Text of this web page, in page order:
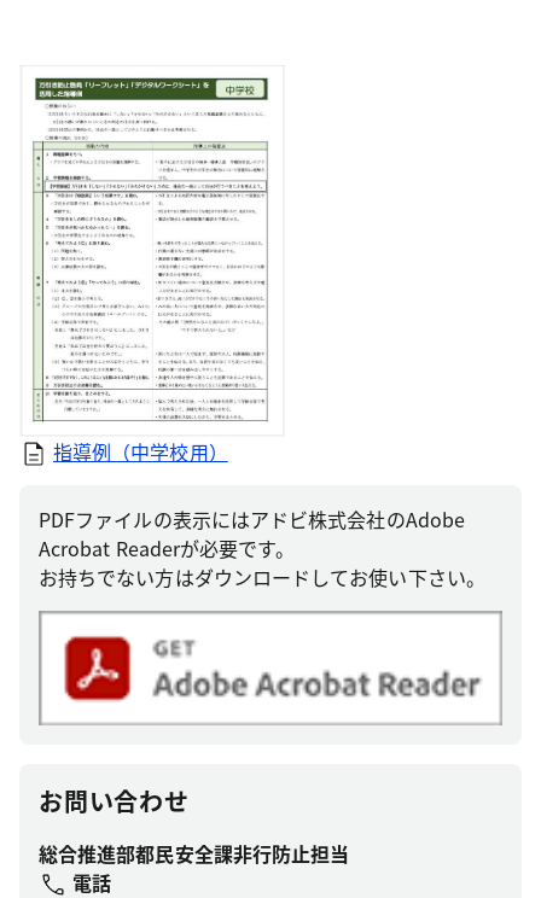
指導例（中学校用）
PDFファイルの表示にはアドビ株式会社のAdobe
Acrobat Readerが必要です。
お持ちでない方はダウンロードしてお使い下さい。
お問い合わせ
総合推進部都民安全課非行防止担当
電話